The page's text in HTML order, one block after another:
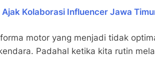
Ajak Kolaborasi Influencer Jawa
motor yang menjadi tidak
Padahal ketika kita rutin